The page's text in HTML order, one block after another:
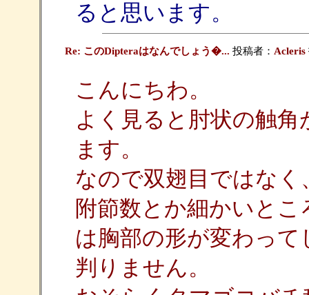
ると思います。
Re: このDipteraはなんでしょう�... 投稿者： Acleris
こんにちわ。
よく見ると肘状の触
ます。
なので双翅目ではな
附節数とか細かいと
は胸部の形が変わっ
判りません。